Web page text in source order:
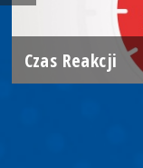
Czas Reakcji